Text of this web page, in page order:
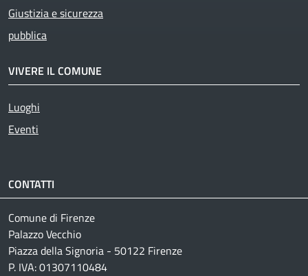
Giustizia e sicurezza
pubblica
VIVERE IL COMUNE
Luoghi
Eventi
CONTATTI
Comune di Firenze
Palazzo Vecchio
Piazza della Signoria - 50122 Firenze
P. IVA: 01307110484